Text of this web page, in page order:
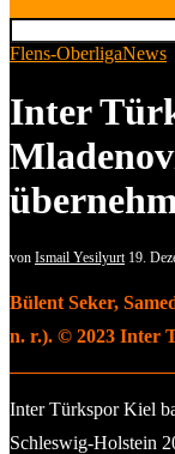
Flens-OberligaNews
Inter
von Ismail Yesilyurt 19.
Bülent Seker,
n. r.). © 2023 Inter
Inter Türkspor Kiel
Schleswig-Holstein